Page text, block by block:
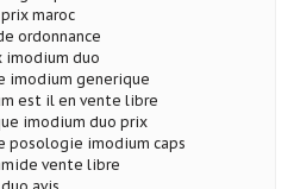
maroc
ordonnance
imodium duo
imodium generique
est il en vente libre
imodium duo prix
posologie imodium caps
vente libre